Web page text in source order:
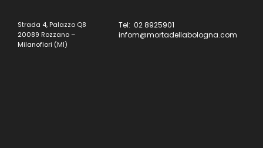
Strada 4, Palazzo Q8
20089 Rozzano –
Milanofiori (MI)
Tel: 02 8925901
infom@mortadellabologna.com